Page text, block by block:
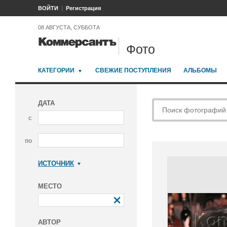
ВОЙТИ Регистрация
08 АВГУСТА, СУББОТА
Фото
КАТЕГОРИИ СВЕЖИЕ ПОСТУПЛЕНИЯ АЛЬБОМЫ
ДАТА
с
по
ИСТОЧНИК
МЕСТО
АВТОР